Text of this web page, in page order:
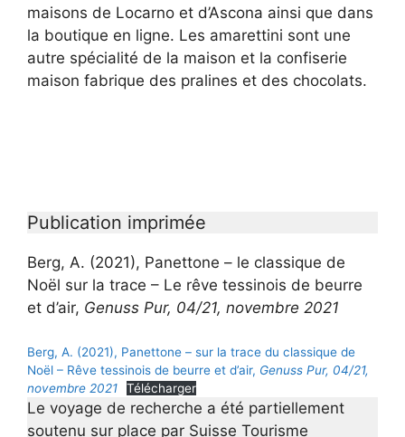
maisons de Locarno et d’Ascona ainsi que dans
la boutique en ligne. Les amarettini sont une
autre spécialité de la maison et la confiserie
maison fabrique des pralines et des chocolats.
Publication imprimée
Berg, A. (2021), Panettone – le classique de
Noël sur la trace – Le rêve tessinois de beurre
et d’air, Genuss Pur, 04/21, novembre 2021
Berg, A. (2021), Panettone – sur la trace du classique de
Noël – Rêve tessinois de beurre et d’air, Genuss Pur, 04/21,
novembre 2021
Télécharger
Le voyage de recherche a été partiellement
soutenu sur place par Suisse Tourisme